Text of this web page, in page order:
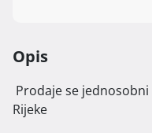
Opis
Rijeke